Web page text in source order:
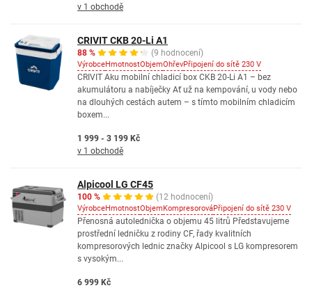
v 1 obchodě
CRIVIT CKB 20-Li A1
88 % (9 hodnocení)
VýrobceHmotnostObjemOhřevPřipojení do sítě 230 V
CRIVIT Aku mobilní chladicí box CKB 20-Li A1 – bez
akumulátoru a nabíječky Ať už na kempování, u vody nebo
na dlouhých cestách autem – s tímto mobilním chladicím
boxem...
1 999 - 3 199 Kč
v 1 obchodě
Alpicool LG CF45
100 % (12 hodnocení)
VýrobceHmotnostObjemKompresorováPřipojení do sítě 230 V
Přenosná autolednička o objemu 45 litrů Představujeme
prostřední ledničku z rodiny CF, řady kvalitních
kompresorových lednic značky Alpicool s LG kompresorem
s vysokým...
6 999 Kč